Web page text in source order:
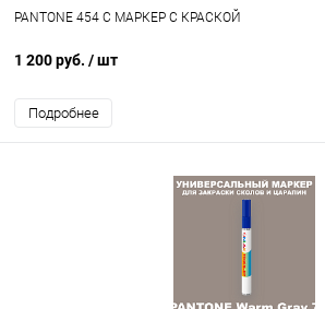
PANTONE 454 C МАРКЕР С КРАСКОЙ
1 200 руб. / шт
Подробнее